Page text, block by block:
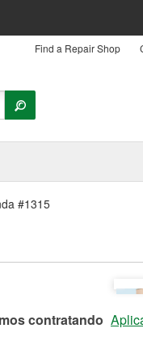
Find a Repair Shop
#1315
contratando